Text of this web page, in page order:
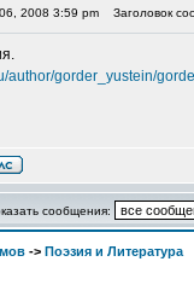
2008 3:59 pm Заголовок
author/gorder_yustein/
сообщения:
-> Поэзия и Литература